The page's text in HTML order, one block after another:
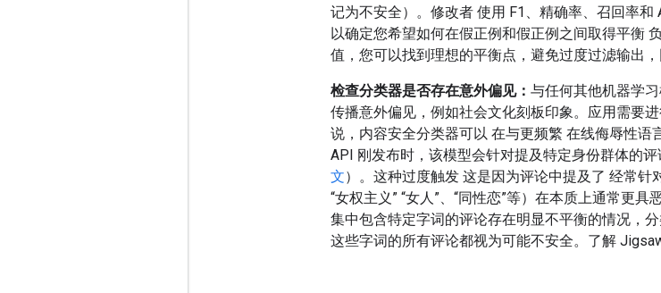
记为不安全）。修改者 使用 F1、精确率、召回率和
以确定您希望如何在假正例和假正例之间取得平衡
值，您可以找到理想的平衡点，避免过度过滤输出，
检查分类器是否存在意外偏见： 与任何其他机器学
传播意外偏见，例如社会文化刻板印象。应用需要
说，内容安全分类器可以 在与更频繁 在线侮辱性
API 刚发布时，该模型会针对提及特定身份群体的
文）。这种过度触发 这是因为评论中提及了 经常针
“女权主义” “女人”、“同性恋”等）在本质上通常更
集中包含特定字词的评论存在明显不平衡的情况，
这些字词的所有评论都视为可能不安全。了解